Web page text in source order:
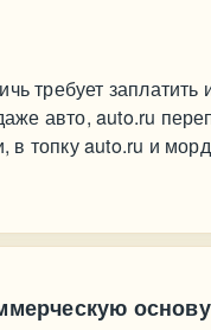
требует
авто, auto.ru
топку auto.ru и
основу